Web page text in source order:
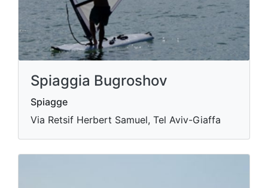
Spiaggia Bugroshov
Spiagge
Via Retsif Herbert Samuel, Tel Aviv-Giaffa